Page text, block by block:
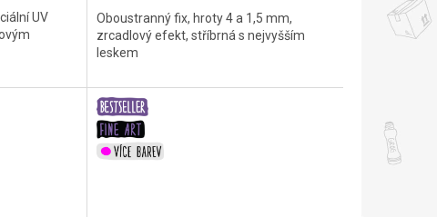
UV
Oboustranný fix, hroty 4 a 1,5 mm,
zrcadlový efekt, stříbrná s nejvyšším
leskem